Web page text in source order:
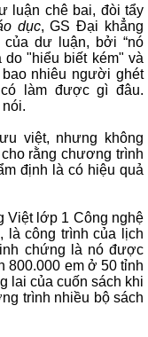
luận chê bai, đòi tẩy
dục, GS Đại khẳng
dư luận, bởi “nó
"hiểu biết kém" và
bao nhiêu người ghét
làm được gì đâu.
việt, nhưng không
rằng chương trình
định là có hiệu quả
Việt lớp 1 Công nghệ
là công trình của lịch
chứng là nó được
800.000 em ở 50 tỉnh
lai của cuốn sách khi
trình nhiều bộ sách